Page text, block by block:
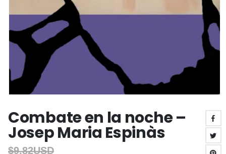
Combate en la noche –
Josep Maria Espinàs
$9.82USD